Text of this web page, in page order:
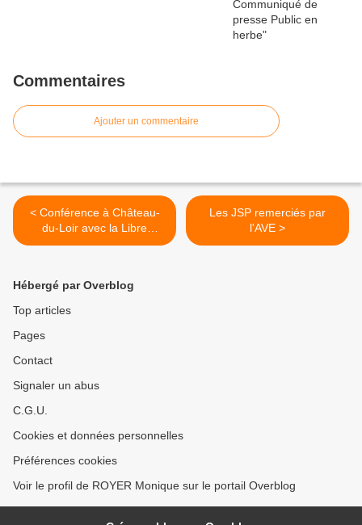
Commentaires
Ajouter un commentaire
< Conférence à Château-
du-Loir avec la Libre
Pensée
Les JSP remerciés par
l'AVE >
Hébergé par Overblog
Top articles
Pages
Contact
Signaler un abus
C.G.U.
Cookies et données personnelles
Préférences cookies
Voir le profil de ROYER Monique sur le portail Overblog